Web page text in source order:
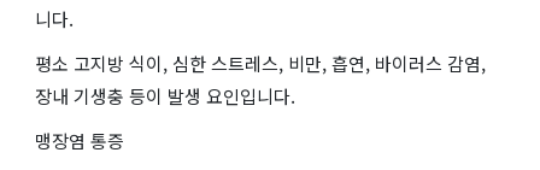
니다.
평소 고지방 식이, 심한 스트레스, 비만, 흡연, 바이러스 감염,
장내 기생충 등이 발생 요인입니다.
맹장염 통증